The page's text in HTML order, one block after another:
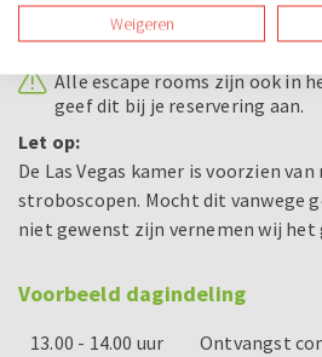
Geef bij je reservering de
aan
Alle escape rooms zijn ook in
geef dit bij je reservering aan.
Let op:
De Las Vegas kamer is voorzien
stroboscopen. Mocht dit vanwege
niet gewenst zijn vernemen wij het
Voorbeeld dagindeling
13.00 - 14.00 uur
Ontvangst
Weigeren